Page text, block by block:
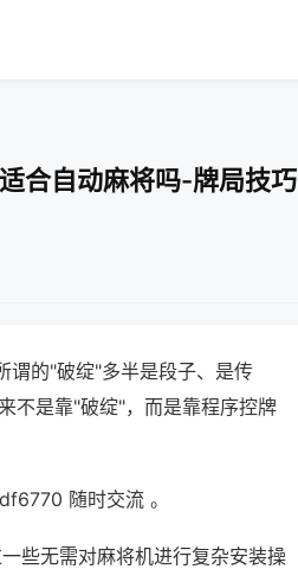
合自动麻将吗-牌局技巧
谓的"破绽"多半是段子、是传
不是靠"破绽"，而是靠程序控牌
随时交流 。
些无需对麻将机进行复杂安装操